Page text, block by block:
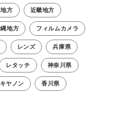
方 近畿地方
地方 フィルムカメラ
レンズ 兵庫県
レタッチ 神奈川県
キヤノン 香川県